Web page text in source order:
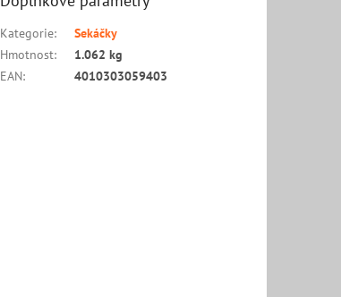
Kategorie:
Sekáčky
Hmotnost:
1.062 kg
EAN: 4010303059403